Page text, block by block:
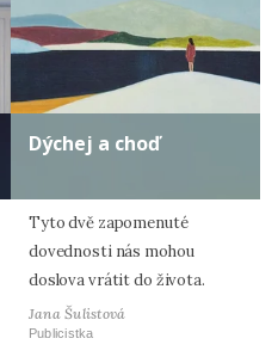
Dýchej a choď
Tyto dvě zapomenuté
dovednosti nás mohou
doslova vrátit do života.
Jana Šulistová
Publicistka